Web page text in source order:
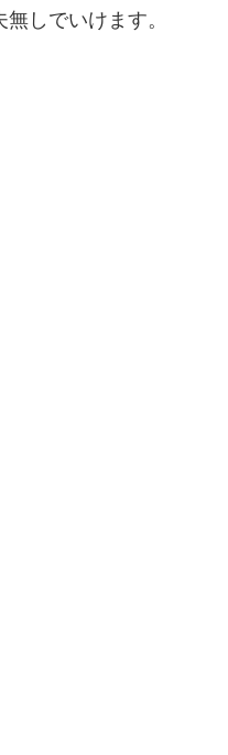
しでいけます。